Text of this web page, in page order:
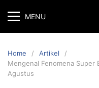
MENU
Home
Artikel
Mengenal Fenomena Super
Agustus